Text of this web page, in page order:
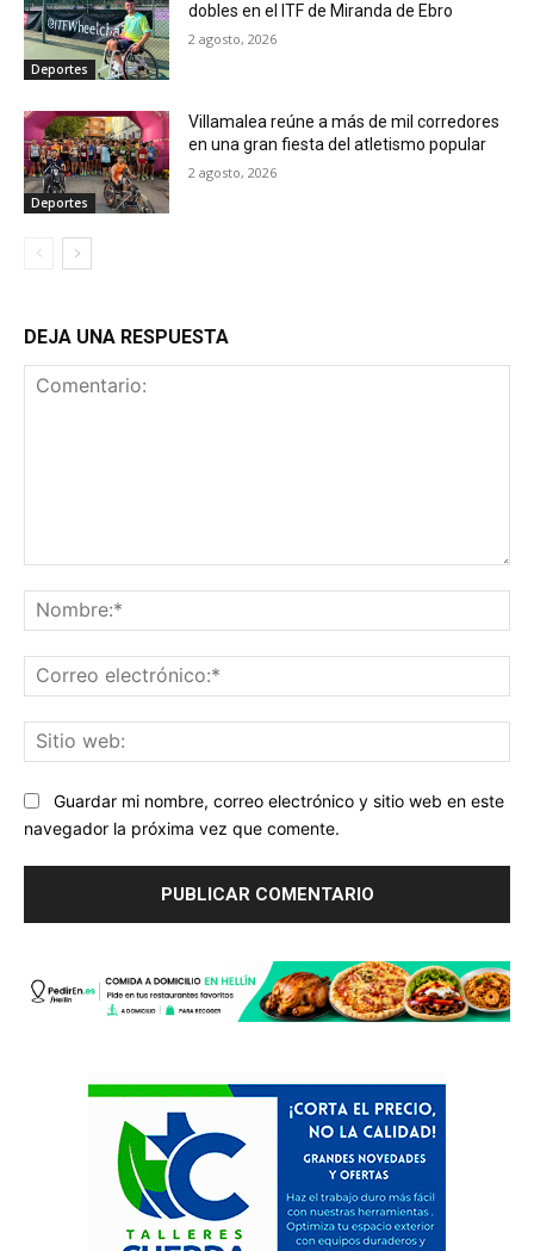
Deportes
dobles en el ITF de Miranda de Ebro
2 agosto, 2026
Deportes
Villamalea reúne a más de mil corredores
en una gran fiesta del atletismo popular
2 agosto, 2026
DEJA UNA RESPUESTA
Guardar mi nombre, correo electrónico y sitio web en este
navegador la próxima vez que comente.